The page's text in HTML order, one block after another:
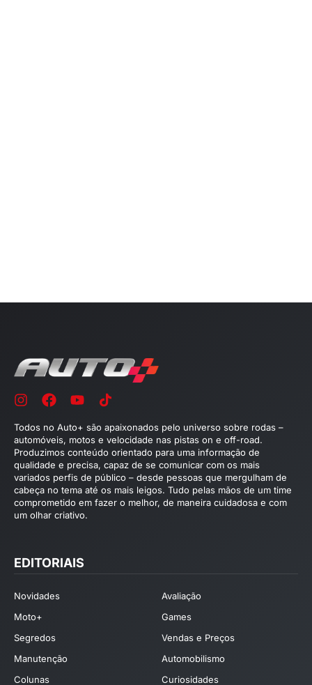
Todos no Auto+ são apaixonados pelo universo sobre rodas –
automóveis, motos e velocidade nas pistas on e off-road.
Produzimos conteúdo orientado para uma informação de
qualidade e precisa, capaz de se comunicar com os mais
variados perfis de público – desde pessoas que mergulham de
cabeça no tema até os mais leigos. Tudo pelas mãos de um time
comprometido em fazer o melhor, de maneira cuidadosa e com
um olhar criativo.
EDITORIAIS
Novidades
Avaliação
Moto+
Games
Segredos
Vendas e Preços
Manutenção
Automobilismo
Colunas
Curiosidades